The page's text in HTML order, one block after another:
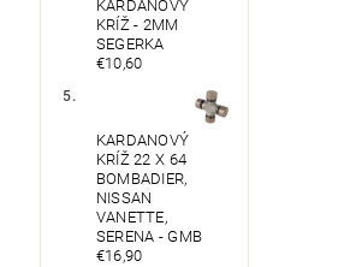
KARDANOVÝ
KRÍŽ - 2MM
SEGERKA
€10,60
KARDANOVÝ
KRÍŽ 22 X 64
BOMBADIER,
NISSAN
VANETTE,
SERENA - GMB
€16,90